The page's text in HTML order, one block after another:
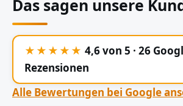
Das sagen unsere
★★★★★ 4,6 von 5 · 26
Rezensionen
Alle Bewertungen bei Google